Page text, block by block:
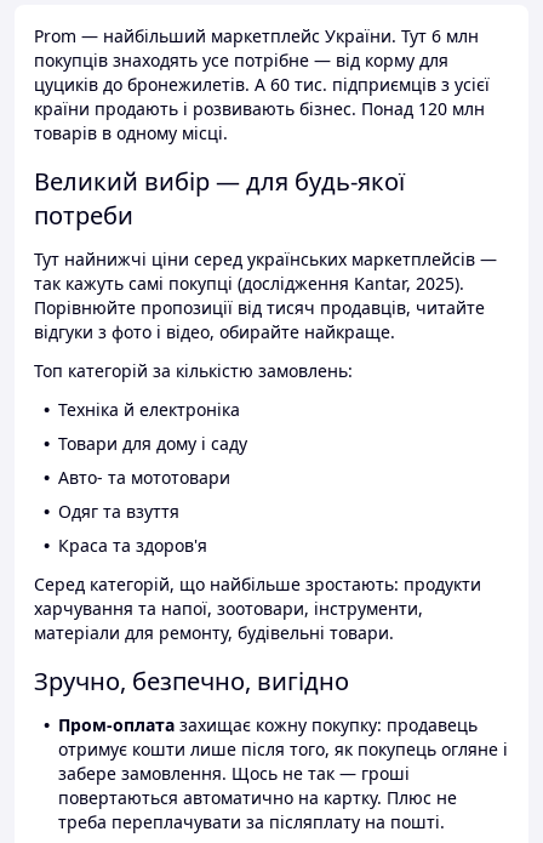
Prom — найбільший маркетплейс України. Тут 6 млн
покупців знаходять усе потрібне — від корму для
цуциків до бронежилетів. А 60 тис. підприємців з усієї
країни продають і розвивають бізнес. Понад 120 млн
товарів в одному місці.
Великий вибір — для будь-якої
потреби
Тут найнижчі ціни серед українських маркетплейсів —
так кажуть самі покупці (дослідження Kantar, 2025).
Порівнюйте пропозиції від тисяч продавців, читайте
відгуки з фото і відео, обирайте найкраще.
Топ категорій за кількістю замовлень:
Техніка й електроніка
Товари для дому і саду
Авто- та мототовари
Одяг та взуття
Краса та здоров'я
Серед категорій, що найбільше зростають: продукти
харчування та напої, зоотовари, інструменти,
матеріали для ремонту, будівельні товари.
Зручно, безпечно, вигідно
Пром-оплата захищає кожну покупку: продавець
отримує кошти лише після того, як покупець огляне і
забере замовлення. Щось не так — гроші
повертаються автоматично на картку. Плюс не
треба переплачувати за післяплату на пошті.